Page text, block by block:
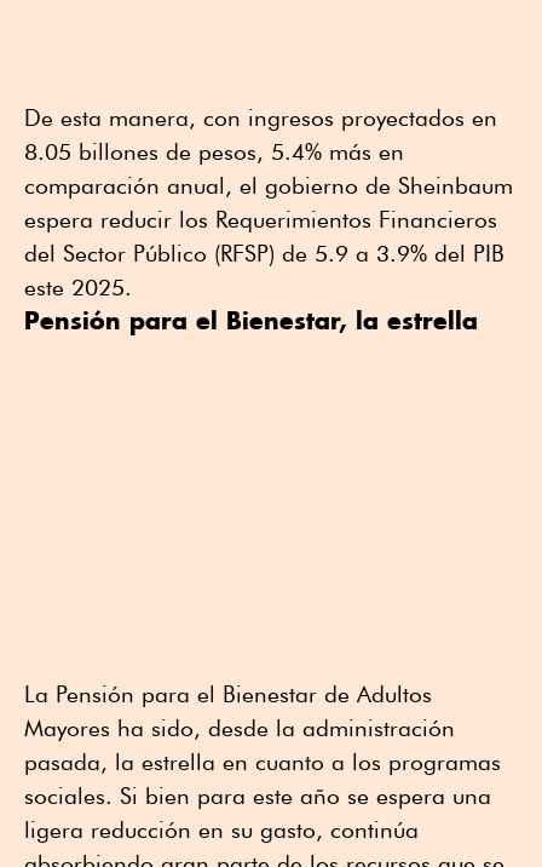
De esta manera, con ingresos proyectados en
8.05 billones de pesos, 5.4% más en
comparación anual, el gobierno de Sheinbaum
espera reducir los Requerimientos Financieros
del Sector Público (RFSP) de 5.9 a 3.9% del PIB
este 2025.
Pensión para el Bienestar, la estrella
La Pensión para el Bienestar de Adultos
Mayores ha sido, desde la administración
pasada, la estrella en cuanto a los programas
sociales. Si bien para este año se espera una
ligera reducción en su gasto, continúa